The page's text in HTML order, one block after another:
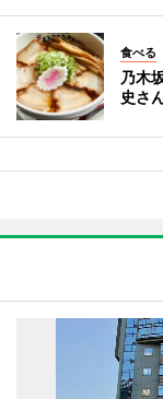
食べる
乃木
史さ